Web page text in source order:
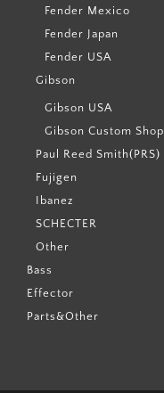
Fender Mexico
Fender Japan
Fender USA
Gibson
Gibson USA
Gibson Custom Shop
Paul Reed Smith(PRS)
Fujigen
Ibanez
SCHECTER
Other
Bass
Effector
Parts&Other